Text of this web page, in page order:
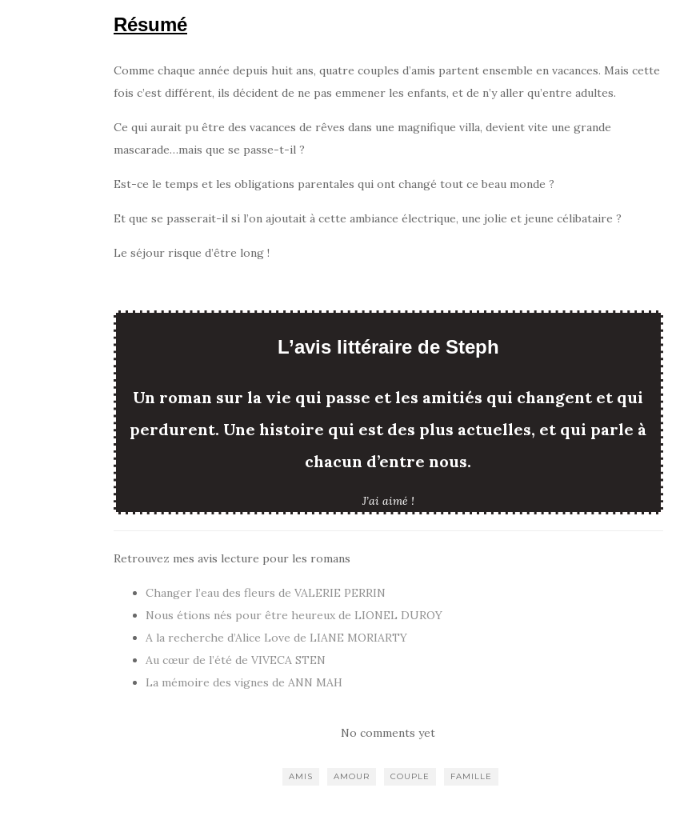
Résumé
Comme chaque année depuis huit ans, quatre couples d’amis partent ensemble en vacances. Mais cette
fois c’est différent, ils décident de ne pas emmener les enfants, et de n’y aller qu’entre adultes.
Ce qui aurait pu être des vacances de rêves dans une magnifique villa, devient vite une grande
mascarade…mais que se passe-t-il ?
Est-ce le temps et les obligations parentales qui ont changé tout ce beau monde ?
Et que se passerait-il si l’on ajoutait à cette ambiance électrique, une jolie et jeune célibataire ?
Le séjour risque d’être long !
L’avis littéraire de Steph
Un roman sur la vie qui passe et les amitiés qui changent et qui
perdurent. Une histoire qui est des plus actuelles, et qui parle à
chacun d’entre nous.
J’ai aimé !
Retrouvez mes avis lecture pour les romans
Changer l’eau des fleurs de VALERIE PERRIN
Nous étions nés pour être heureux de LIONEL DUROY
A la recherche d’Alice Love de LIANE MORIARTY
Au cœur de l’été de VIVECA STEN
La mémoire des vignes de ANN MAH
No comments yet
AMIS AMOUR COUPLE FAMILLE